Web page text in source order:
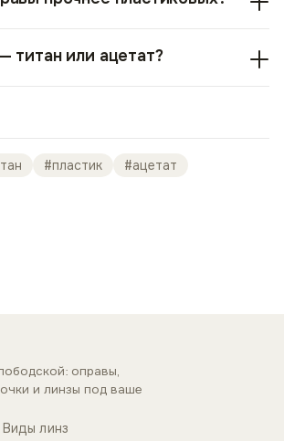
титан или ацетат?
#пластик #ацетат
оправы,
и линзы под ваше
Виды линз